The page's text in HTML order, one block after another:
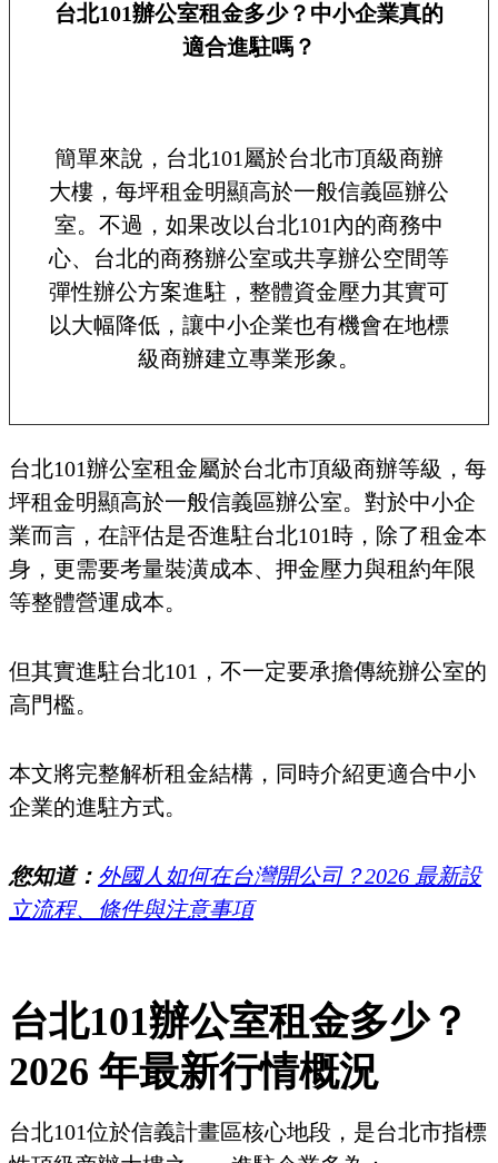
台北101辦公室租金多少？中小企業真的
適合進駐嗎？
簡單來說，台北101屬於台北市頂級商辦
大樓，每坪租金明顯高於一般信義區辦公
室。不過，如果改以台北101內的商務中
心、台北的商務辦公室或共享辦公空間等
彈性辦公方案進駐，整體資金壓力其實可
以大幅降低，讓中小企業也有機會在地標
級商辦建立專業形象。
台北101辦公室租金屬於台北市頂級商辦等級，每
坪租金明顯高於一般信義區辦公室。對於中小企
業而言，在評估是否進駐台北101時，除了租金本
身，更需要考量裝潢成本、押金壓力與租約年限
等整體營運成本。
但其實進駐台北101，不一定要承擔傳統辦公室的
高門檻。
本文將完整解析租金結構，同時介紹更適合中小
企業的進駐方式。
您知道： 外國人如何在台灣開公司？2026 最新設
立流程、條件與注意事項
台北101辦公室租金多少？
2026 年最新行情概況
台北101位於信義計畫區核心地段，是台北市指標